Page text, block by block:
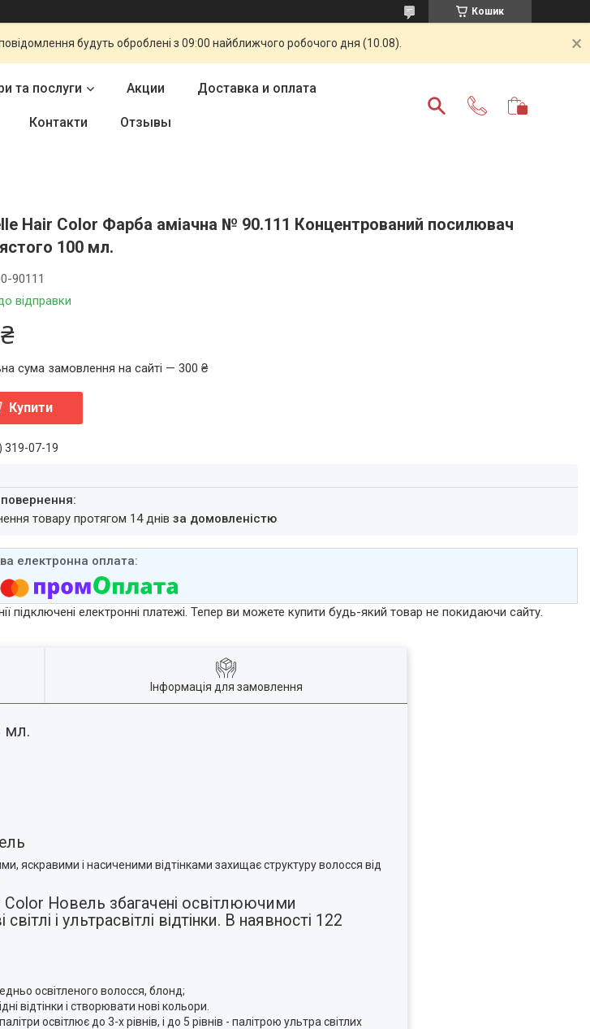
Кошик
будуть оброблені з 09:00 найближчого робочого дня (10.08).
та послуги Акции Доставка и оплата
Контакти Отзывы
Hair Color Фарба аміачна № 90.111 Концентрований посилювач
100 мл.
відправки
90111
сума замовлення на сайті — 300 ₴
Купити
319-07-19
товару протягом 14 днівза домовленістю
підключені електронні платежі. Тепер ви можете купити будь-який товар не покидаючи сайту.
Інформація для замовлення
мл.
яскравими і насиченими відтінками захищає структуру волосся від
Новель збагачені освітлюючими
і ультрасвітлі відтінки. В наявності 122
освітленого волосся, блонд;
відтінки і створювати нові кольори.
освітлює до 3-х рівнів, і до 5 рівнів - палітрою ультра світлих